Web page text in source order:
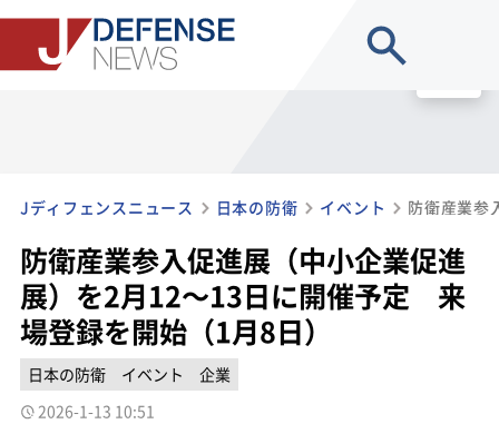
Jディフェンスニュース 日本の防衛 イベント
防衛産業参入促進展（中小企業促進
展）を2月12～13日に開催予定 来
場登録を開始（1月8日）
日本の防衛 イベント
企業
2026-1-13 10:51